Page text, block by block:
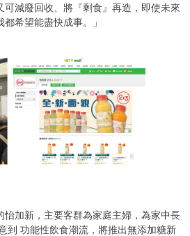
可減廢回收、將『剩食』再造，即使未來
希望能盡快成事。」
怡加新，主要客群為家庭主婦，為家中長
到 功能性飲食潮流，將推出無添加糖新